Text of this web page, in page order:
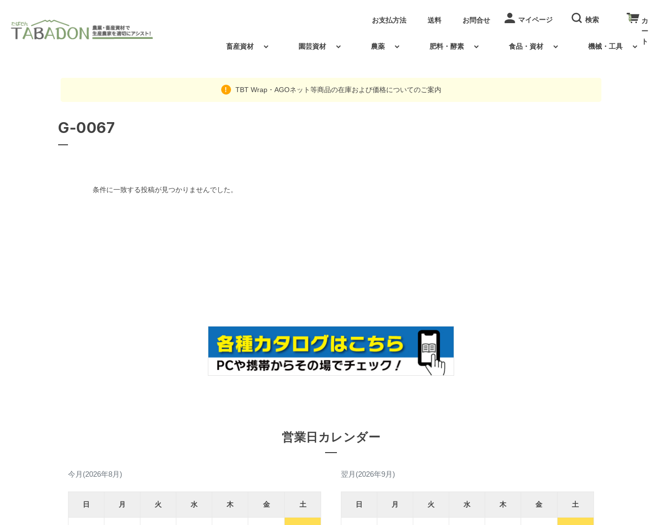
畜産資材 園芸資材 農薬 肥料・酵素 食品・資材 機械・工具
お支払方法 送料 お問合せ 0
TBT Wrap・AGOネット等商品の在庫および価格についてのご案内
G-0067
条件に一致する投稿が見つかりませんでした。
営業日カレンダー
今月(2026年8月)
日 月 火 水 木 金 土
翌月(2026年9月)
日 月 火 水 木 金 土